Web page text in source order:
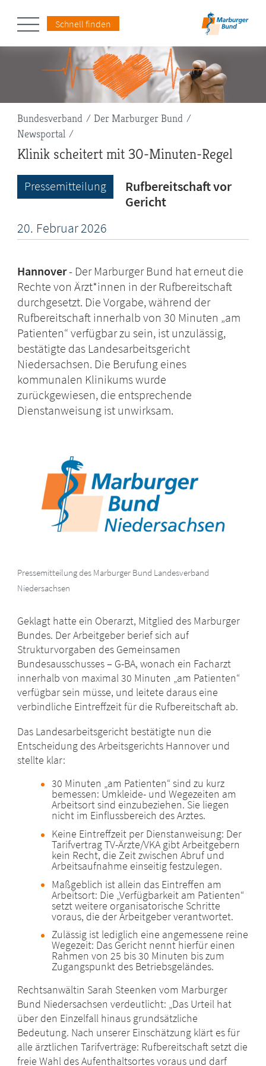
Schnell finden
Pfadnavigation
Bundesverband
Der Marburger Bund
Newsportal
Klinik scheitert mit 30-Minuten-Regel
Pressemitteilung
Rufbereitschaft vor
Gericht
20. Februar2026
Hannover Der Marburger Bund hat erneut die
Rechte von Ärzt*innen in der Rufbereitschaft
durchgesetzt. Die Vorgabe, während der
Rufbereitschaft innerhalb von 30 Minuten „am
Patienten“ verfügbar zu sein, ist unzulässig,
bestätigte das Landesarbeitsgericht
Niedersachsen. Die Berufung eines
kommunalen Klinikums wurde
zurückgewiesen, die entsprechende
Dienstanweisung ist unwirksam.
Pressemitteilung des Marburger Bund Landesverband
Niedersachsen
Geklagt hatte ein Oberarzt, Mitglied des Marburger
Bundes. Der Arbeitgeber berief sich auf
Strukturvorgaben des Gemeinsamen
Bundesausschusses – G-BA, wonach ein Facharzt
innerhalb von maximal 30 Minuten „am Patienten“
verfügbar sein müsse, und leitete daraus eine
verbindliche Eintreffzeit für die Rufbereitschaft ab.
Das Landesarbeitsgericht bestätigte nun die
Entscheidung des Arbeitsgerichts Hannover und
stellte klar:
30 Minuten „am Patienten“ sind zu kurz
bemessen: Umkleide- und Wegezeiten am
Arbeitsort sind einzubeziehen. Sie liegen
nicht im Einflussbereich des Arztes.
Keine Eintreffzeit per Dienstanweisung: Der
Tarifvertrag TV-Ärzte/VKA gibt Arbeitgebern
kein Recht, die Zeit zwischen Abruf und
Arbeitsaufnahme einseitig festzulegen.
Maßgeblich ist allein das Eintreffen am
Arbeitsort: Die „Verfügbarkeit am Patienten“
setzt weitere organisatorische Schritte
voraus, die der Arbeitgeber verantwortet.
Zulässig ist lediglich eine angemessene reine
Wegezeit: Das Gericht nennt hierfür einen
Rahmen von 25 bis 30 Minuten bis zum
Zugangspunkt des Betriebsgeländes.
Rechtsanwältin Sarah Steenken vom Marburger
Bund Niedersachsen verdeutlicht: „Das Urteil hat
über den Einzelfall hinaus grundsätzliche
Bedeutung. Nach unserer Einschätzung klärt es für
alle ärztlichen Tarifverträge: Rufbereitschaft setzt die
freie Wahl des Aufenthaltsortes voraus und darf